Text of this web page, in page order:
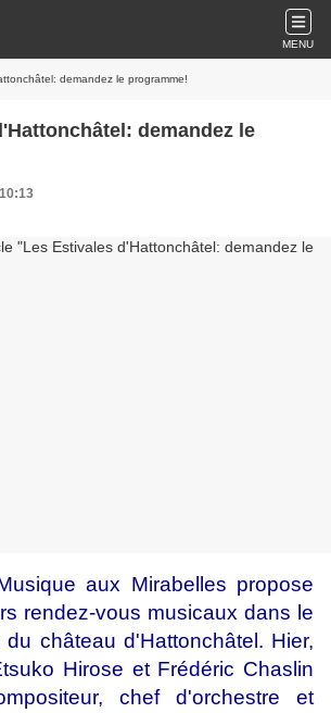
MENU
demandez le programme!
demandez le
aux Mirabelles propose
rendez-vous musicaux dans le
château d'Hattonchâtel. Hier,
Hirose et Frédéric Chaslin
chef d'orchestre et